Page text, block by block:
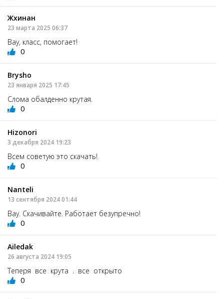
Жхинан
23 марта 2025 06:37
Вау, класс, помогает!
0
Brysho
23 января 2025 17:45
Слома обалденно крутая.
0
Hizonori
3 декабря 2024 19:23
Всем советую это скачать!
0
Nanteli
13 сентября 2024 01:44
Вау. Скачивайте. Работает безупречно!
0
Ailedak
26 августа 2024 19:05
Теперя все крута . все открыто
0